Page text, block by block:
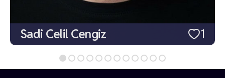
1
Sadi Celil Cengiz